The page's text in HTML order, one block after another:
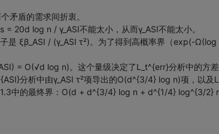
矛盾的需求间折衷。
20d log n / γ_ASI不能太小，从而γ_ASI不能太小。
是 ξβ_ASI / (γ_ASI τ²)。为了得到高概率界（exp(-
= O(√d log n)。这个量级决定了L_t^{err}分析中的方
分析中由γ_ASI τ²项导出的O(d^{3/4} log n)项，以
中的最终界：O(d + d^{3/4} log n + d^{1/4} log^{3/2}